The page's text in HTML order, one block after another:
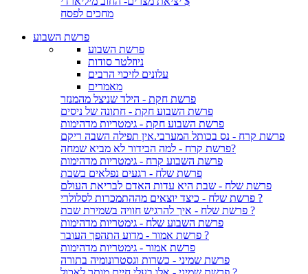
מחכים לפסח
פרשת השבוע
פרשת השבוע
ניוזלטר סודות
עלונים לזיכוי הרבים
מאמרים
פרשת חקת - הילד שניצל מהמנזר
פרשת השבוע חקת - חתונה של ניסים
פרשת השבוע חקת - גימטריות מדהימות
פרשת קרח - נס בכותל המערבי.אין תפילה השבה ריקם
פרשת קרח - למה הבידור לא מביא שמחה?
פרשת השבוע קרח - גימטריות מדהימות
פרשת שלח - רגעים נפלאים בשבת
פרשת שלח - שבת היא עדות האדם לבריאת העולם
פרשת שלח - כיצד יוצאים מההתמכרות לסלולרי ?
פרשת שלח - איך להרגיש חוויה בשמירת שבת ?
פרשת השבוע שלח - גימטריות מדהימות
פרשת אמור - מדוע התהפך העובר ?
פרשת אמור - גימטריות מדהימות
פרשת שמיני - כשרות וגסטרונומיה בתורה